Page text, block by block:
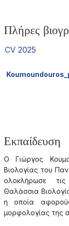
Πλήρες
CV 2025
Εκπαίδευση
Ο Γιώργος
Βιολογίας του
ολοκλήρωσε
Θαλάσσια
η οποία
μορφολογίας της